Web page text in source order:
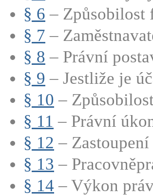
§ 6 – Způsobilost
§ 7 –
§ 8 – Právní
§ 9 – Jestliže je
§ 10 –
§ 11 – Právní
§ 12 –
§ 13 –
§ 14 – Výkon